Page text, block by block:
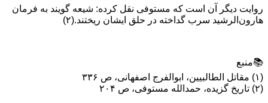
روايت ديگر آن است كه مستوفى نقل كرده: شيعه گويند به فرمان
هارون‌الرشيد سرب گداخته در حلق ایشان ريختند.(۲)
📚منبع
(۱) مقاتل الطالبيين، ابوالفرج اصفهانی، ص ۳۳۶
(۲) تاريخ گزيده، حمدالله مستوفی، ص ۲۰۴